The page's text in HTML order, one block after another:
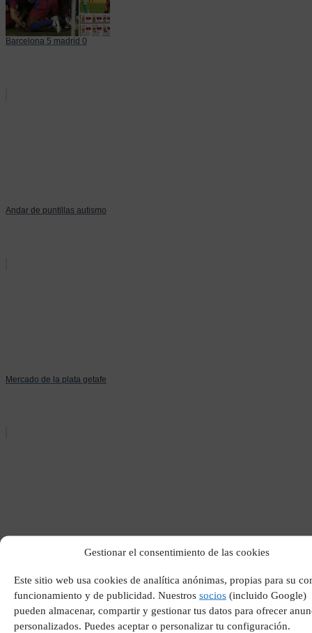
Gestionar el consentimiento de las cookies
Este sitio web usa cookies de analítica anónimas, propias para su
funcionamiento y de publicidad. Nuestros socios (incluido Google)
pueden almacenar, compartir y gestionar tus datos para ofrecer
personalizados. Puedes aceptar o personalizar tu configuración.
Barcelona 5 madrid 0
Andar de puntillas autismo
Mercado de la plata getafe